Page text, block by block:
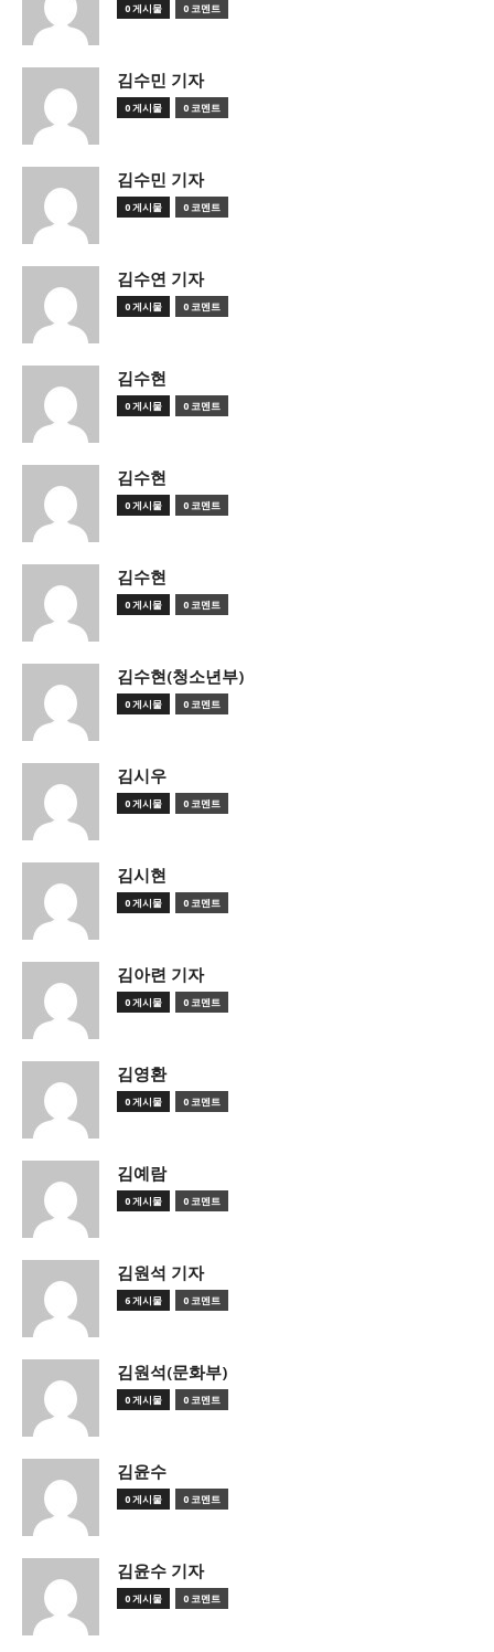
0 게시물 0 코멘트
김수민 기자
0 게시물 0 코멘트
김수민 기자
0 게시물 0 코멘트
김수연 기자
0 게시물 0 코멘트
김수현
0 게시물 0 코멘트
김수현
0 게시물 0 코멘트
김수현
0 게시물 0 코멘트
김수현(청소년부)
0 게시물 0 코멘트
김시우
0 게시물 0 코멘트
김시현
0 게시물 0 코멘트
김아련 기자
0 게시물 0 코멘트
김영환
0 게시물 0 코멘트
김예람
0 게시물 0 코멘트
김원석 기자
6 게시물 0 코멘트
김원석(문화부)
0 게시물 0 코멘트
김윤수
0 게시물 0 코멘트
김윤수 기자
0 게시물 0 코멘트